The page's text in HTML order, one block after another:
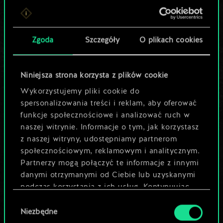
Zgoda Szczegóły O plikach cookies
Niniejsza strona korzysta z plików cookie
Wykorzystujemy pliki cookie do
spersonalizowania treści i reklam, aby oferować
funkcje społecznościowe i analizować ruch w
naszej witrynie. Informacje o tym, jak korzystasz
z naszej witryny, udostępniamy partnerom
społecznościowym, reklamowym i analitycznym.
Partnerzy mogą połączyć te informacje z innymi
danymi otrzymanymi od Ciebie lub uzyskanymi
podczas korzystania z ich usług. Kontynuując
używanie plików cookie.
zgody
Niezbędne
Lubisz grać tą talią?
Pomóż społeczności
odkryć jej
potencjał!
Nazwij talię i opisz swoją strategię
Edytuj talię
LUB